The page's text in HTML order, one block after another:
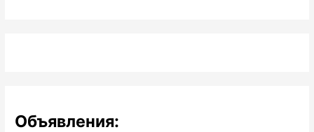
Объявления: